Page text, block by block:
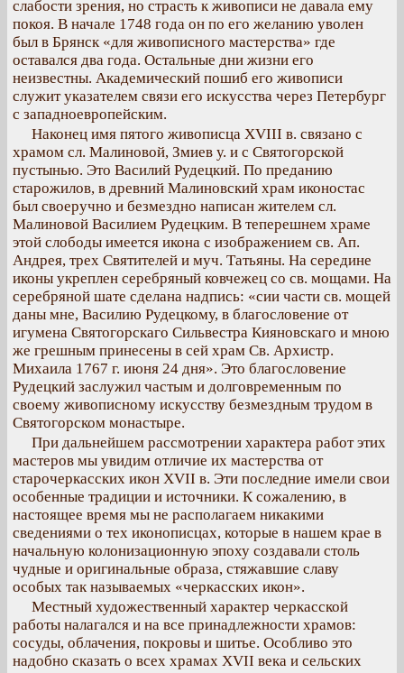
слабости зрения, но страсть к живописи не давала ему
покоя. В начале 1748 года он по его желанию уволен
был в Брянск «для живописного мастерства» где
оставался два года. Остальные дни жизни его
неизвестны. Академический пошиб его живописи
служит указателем связи его искусства через Петербург
с западноевропейским.
Наконец имя пятого живописца XVIII в. связано с
храмом сл. Малиновой, Змиев у. и с Святогорской
пустынью. Это Василий Рудецкий. По преданию
старожилов, в древний Малиновский храм иконостас
был своеручно и безмездно написан жителем сл.
Малиновой Василием Рудецким. В теперешнем храме
этой слободы имеется икона с изображением св. Ап.
Андрея, трех Святителей и муч. Татьяны. На середине
иконы укреплен серебряный ковчежец со св. мощами. На
серебряной шате сделана надпись: «сии части св. мощей
даны мне, Василию Рудецкому, в благословение от
игумена Святогорскаго Сильвестра Кияновскаго и мною
же грешным принесены в сей храм Св. Архистр.
Михаила 1767 г. июня 24 дня». Это благословение
Рудецкий заслужил частым и долговременным по
своему живописному искусству безмездным трудом в
Святогорском монастыре.
При дальнейшем рассмотрении характера работ этих
мастеров мы увидим отличие их мастерства от
старочеркасских икон XVII в. Эти последние имели свои
особенные традиции и источники. К сожалению, в
настоящее время мы не располагаем никакими
сведениями о тех иконописцах, которые в нашем крае в
начальную колонизационную эпоху создавали столь
чудные и оригинальные образа, стяжавшие славу
особых так называемых «черкасских икон».
Местный художественный характер черкасской
работы налагался и на все принадлежности храмов:
сосуды, облачения, покровы и шитье. Особливо это
надобно сказать о всех храмах XVII века и сельских